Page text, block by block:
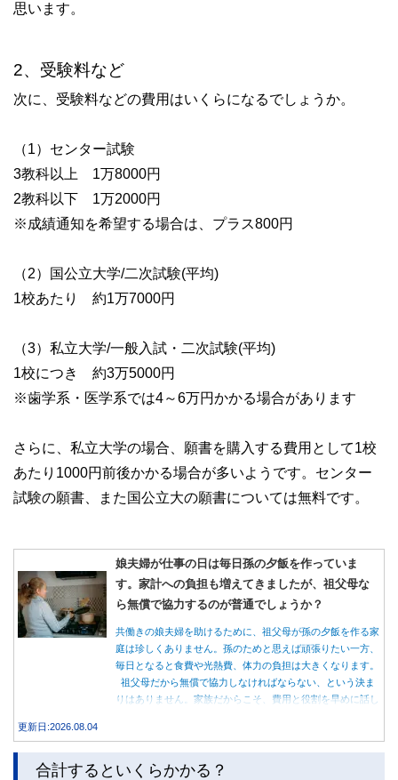
思います。
2、受験料など
次に、受験料などの費用はいくらになるでしょうか。
（1）センター試験
3教科以上 1万8000円
2教科以下 1万2000円
※成績通知を希望する場合は、プラス800円
（2）国公立大学/二次試験(平均)
1校あたり 約1万7000円
（3）私立大学/一般入試・二次試験(平均)
1校につき 約3万5000円
※歯学系・医学系では4～6万円かかる場合があります
さらに、私立大学の場合、願書を購入する費用として1校
あたり1000円前後かかる場合が多いようです。センター
試験の願書、また国公立大の願書については無料です。
娘夫婦が仕事の日は毎日孫の夕飯を作っていま
す。家計への負担も増えてきましたが、祖父母な
ら無償で協力するのが普通でしょうか？
共働きの娘夫婦を助けるために、祖父母が孫の夕飯を作る家
庭は珍しくありません。孫のためと思えば頑張りたい一方、
毎日となると食費や光熱費、体力の負担は大きくなります。
祖父母だから無償で協力しなければならない、という決ま
りはありません。家族だからこそ、費用と役割を早めに話し
更新日:2026.08.04
合計するといくらかかる？